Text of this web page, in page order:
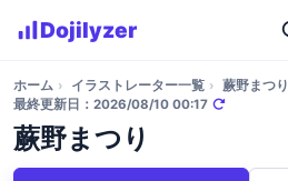
Dojilyzer
ホーム › イラストレーター一覧 › 蕨野まつり
最終更新日：2026/08/10 00:17
蕨野まつり